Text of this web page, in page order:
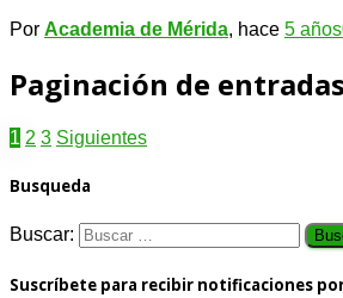
Por Academia de Mérida, hace 5 años
Paginación de entradas
1 2 3 Siguientes
Busqueda
Buscar:
Suscríbete para recibir notificaciones